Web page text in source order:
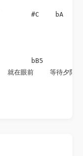
#C    bA    bB
bB5
就在眼前    等待夕阳